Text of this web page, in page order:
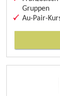
Gruppen
Au-Pair-